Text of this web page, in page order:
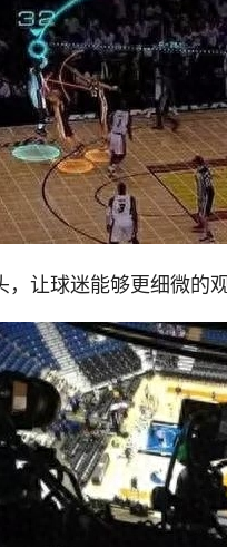
让球迷能够更细微的观